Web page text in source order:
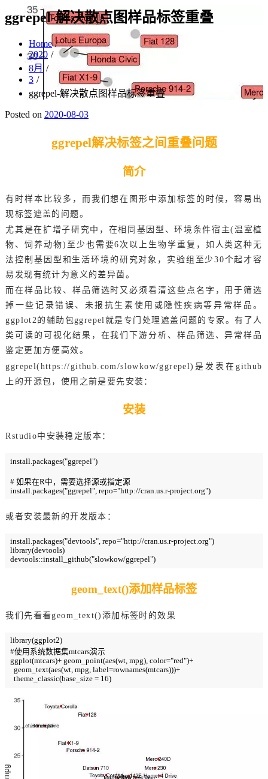
ggrepel-解决散点图样品标签重叠
Home
2020
8月
3
ggrepel-解决散点图样品标签重叠
Posted on 2020-08-03
ggrepel解决标签之间重叠问题
简介
有时样本比较多，而我们想在图形中添加标签的时候，容易出
现标签遮盖的问题。
尤其是在扩增子研究中，在相同基因型、环境条件宿主(温室植
物、饲养动物)至少也需要6次以上生物学重复，如人类这种无
法控制基因型和生活环境的研究对象，实验组至少30个起才容
易发现有统计为意义的差异菌。
而在样品比较、样品筛选时又必须看清这些点名字，用于筛选
掉一些记录错误、未报抗生素使用或隐性疾病等异常样品。
ggplot2的辅助包ggrepel就是专门处理遮盖问题的专家。有了人
类可读的可视化结果，在我们下游分析、样品筛选、异常样品
鉴定更加方便高效。
ggrepel(https://github.com/slowkow/ggrepel)是发表在github
上的开源包，使用之前是要先安装：
安装
Rstudio中安装稳定版本：
install.packages("ggrepel")
# 如果在R中，需要选择源或指定源
install.packages("ggrepel", repo="http://cran.us.r-project.org")
或者安装最新的开发版本：
install.packages("devtools", repo="http://cran.us.r-project.org")
library(devtools)
devtools::install_github("slowkow/ggrepel")
geom_text()添加样品标签
我们先看看geom_text()添加标签时的效果
library(ggplot2)
#使用系统数据集mtcars演示
ggplot(mtcars)+ geom_point(aes(wt, mpg), color="red")+
geom_text(aes(wt, mpg, label=rownames(mtcars)))+
theme_classic(base_size = 16)